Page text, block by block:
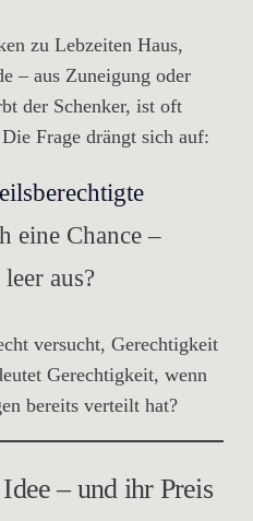
zu Lebzeiten Haus,
– aus Zuneigung oder
der Schenker, ist oft
Frage drängt sich auf:
eine Chance –
aus?
versucht, Gerechtigkeit
Gerechtigkeit, wenn
bereits verteilt hat?
– und ihr Preis